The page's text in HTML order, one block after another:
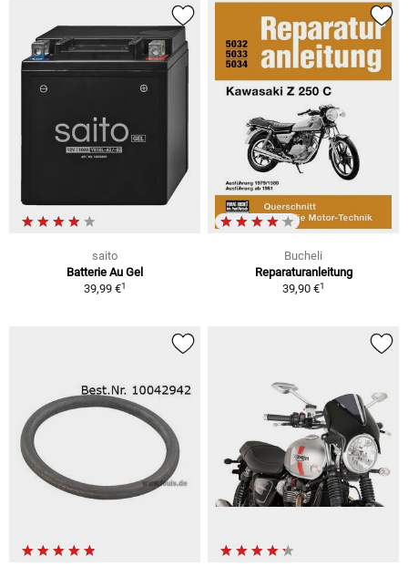
saito
Batterie Au Gel
39,99 €1
Bucheli
Reparaturanleitung
39,90 €1